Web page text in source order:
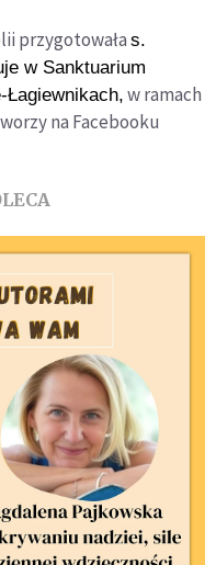
przygotowała s.
w Sanktuarium
Łagiewnikach, w ramach
na Facebooku